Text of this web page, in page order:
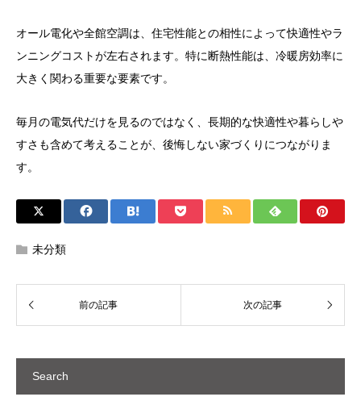
オール電化や全館空調は、住宅性能との相性によって快適性やラ
ンニングコストが左右されます。特に断熱性能は、冷暖房効率に
大きく関わる重要な要素です。
毎月の電気代だけを見るのではなく、長期的な快適性や暮らしや
すさも含めて考えることが、後悔しない家づくりにつながりま
す。
未分類
Search